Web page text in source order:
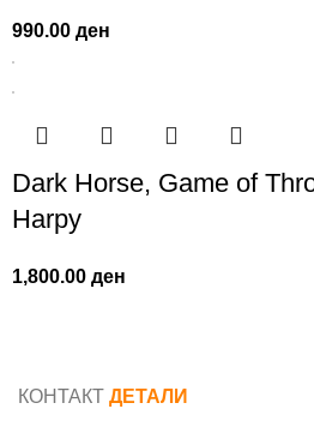
990.00ден
Dark Horse, Game of
Harpy
1,800.00ден
КОНТАКТ ДЕТАЛИ